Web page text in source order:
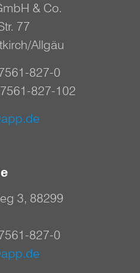
& Co.
77
Allgäu
827-0
827-102
3, 88299
827-0